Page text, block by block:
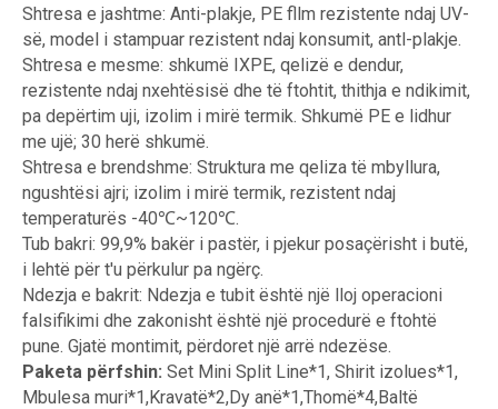
Shtresa e jashtme: Anti-plakje, PE fllm rezistente ndaj UV-
së, model i stampuar rezistent ndaj konsumit, antl-plakje.
Shtresa e mesme: shkumë IXPE, qelizë e dendur,
rezistente ndaj nxehtësisë dhe të ftohtit, thithja e ndikimit,
pa depërtim uji, izolim i mirë termik. Shkumë PE e lidhur
me ujë; 30 herë shkumë.
Shtresa e brendshme: Struktura me qeliza të mbyllura,
ngushtësi ajri; izolim i mirë termik, rezistent ndaj
temperaturës -40℃~120℃.
Tub bakri: 99,9% bakër i pastër, i pjekur posaçërisht i butë,
i lehtë për t'u përkulur pa ngërç.
Ndezja e bakrit: Ndezja e tubit është një lloj operacioni
falsifikimi dhe zakonisht është një procedurë e ftohtë
pune. Gjatë montimit, përdoret një arrë ndezëse.
Paketa përfshin: Set Mini Split Line*1, Shirit izolues*1,
Mbulesa muri*1,Kravatë*2,Dy anë*1,Thomë*4,Baltë